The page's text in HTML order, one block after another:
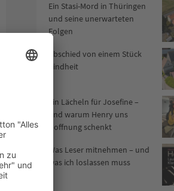
Ein Stasi-Mord in Thüringen
und seine unerwarteten
Folgen
Abschied von einem Stück
Kindheit
Ein Lächeln für Josefine –
und warum Henry uns
Hoffnung schenkt
Was Leser mitnehmen – und
was ich loslassen muss